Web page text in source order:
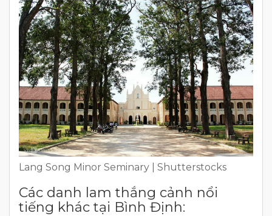
Lang Song Minor Seminary | Shutterstocks
Các danh lam thắng cảnh nổi
tiếng khác tại Bình Định: